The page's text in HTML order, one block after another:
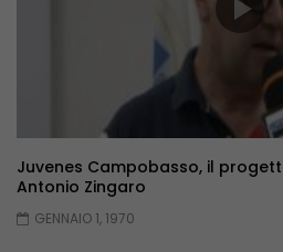
Juvenes Campobasso, il
Antonio Zingaro
GENNAIO 1, 1970